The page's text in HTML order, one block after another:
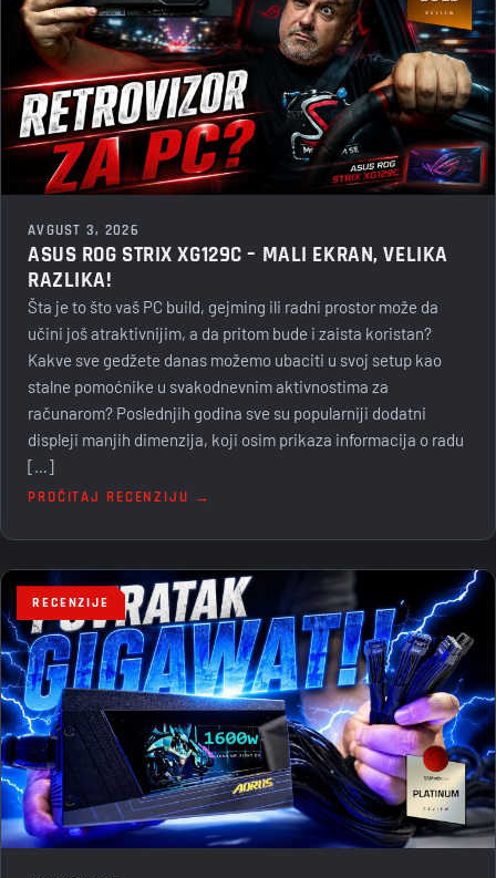
AVGUST 3, 2026
ASUS ROG STRIX XG129C – MALI EKRAN, VELIKA
RAZLIKA!
Šta je to što vaš PC build, gejming ili radni prostor može da
učini još atraktivnijim, a da pritom bude i zaista koristan?
Kakve sve gedžete danas možemo ubaciti u svoj setup kao
stalne pomoćnike u svakodnevnim aktivnostima za
računarom? Poslednjih godina sve su popularniji dodatni
displeji manjih dimenzija, koji osim prikaza informacija o radu
[…]
PROČITAJ RECENZIJU →
RECENZIJE